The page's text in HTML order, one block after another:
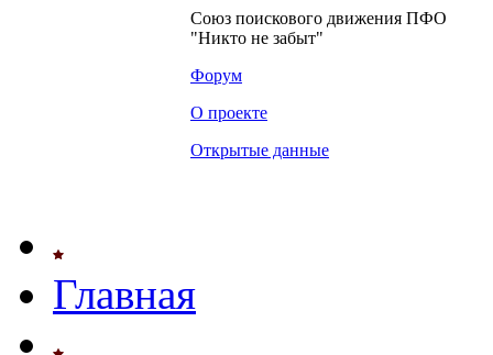
Союз поискового движения ПФО
"Никто не забыт"
Форум
О проекте
Открытые данные
Главная